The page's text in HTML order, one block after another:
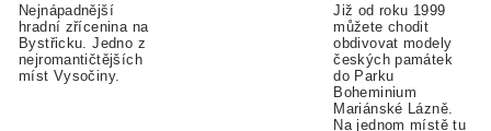
Nejnápadnější
hradní zřícenina na
Bystřicku. Jedno z
nejromantičtějších
míst Vysočiny.
Již od roku 1999
můžete chodit
obdivovat modely
českých památek
do Parku
Boheminium
Mariánské Lázně.
Na jednom místě tu